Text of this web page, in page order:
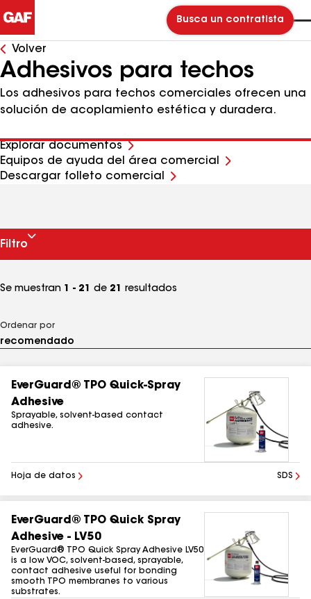
Busca un contratista
Volver
Adhesivos para techos
Los adhesivos para techos comerciales ofrecen una
solución de acoplamiento estética y duradera.
Explorar documentos
Equipos de ayuda del área comercial
Descargar folleto comercial
Filtro
Se muestran 1 - 21 de 21 resultados
Ordenar por
EverGuard® TPO Quick-Spray
Adhesive
Sprayable, solvent-based contact
adhesive.
Hoja de datos SDS
EverGuard® TPO Quick Spray
Adhesive - LV50
EverGuard® TPO Quick Spray Adhesive LV50
is a low VOC, solvent-based, sprayable,
contact adhesive useful for bonding
smooth TPO membranes to various
substrates.